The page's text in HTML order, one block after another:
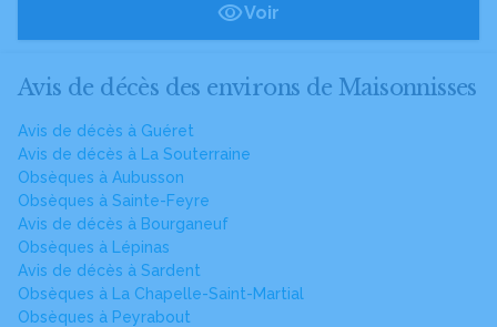
Voir
Avis de décès des environs de Maisonnisses
Avis de décès à Guéret
Avis de décès à La Souterraine
Obsèques à Aubusson
Obsèques à Sainte-Feyre
Avis de décès à Bourganeuf
Obsèques à Lépinas
Avis de décès à Sardent
Obsèques à La Chapelle-Saint-Martial
Obsèques à Peyrabout